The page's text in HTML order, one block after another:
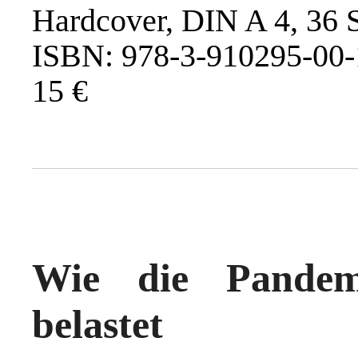
Hardcover, DIN A 4, 36
ISBN: 978-3-910295-
15 €
Wie die
belastet